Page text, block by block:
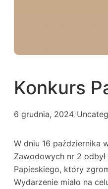
Konkurs
6 grudnia, 2024/
W dniu 16 października
Zawodowych nr 2
Papieskiego, który
Wydarzenie miało na